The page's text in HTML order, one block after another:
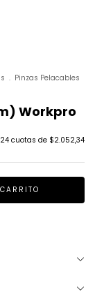
. Pinzas Pelacables
Workpro
24 cuotas de $2.052,34